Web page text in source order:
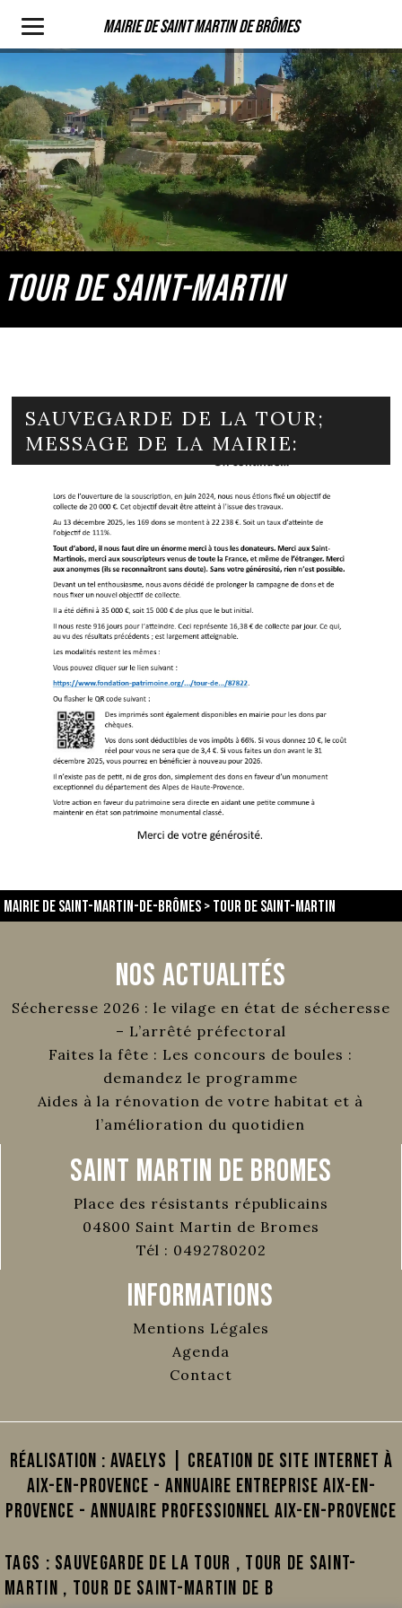
Mairie de Saint Martin de Brômes
TOUR DE SAINT-MARTIN
SAUVEGARDE DE LA TOUR;
MESSAGE DE LA MAIRIE:
Mairie de Saint-Martin-de-Brômes>Tour de Saint-Martin
Nos Actualités
Sécheresse 2026 : le vilage en état de sécheresse
– L’arrêté préfectoral
Faites la fête : Les concours de boules :
demandez le programme
Aides à la rénovation de votre habitat et à
l’amélioration du quotidien
Saint Martin de Bromes
Place des résistants républicains
04800 Saint Martin de Bromes
Tél : 0492780202
Informations
Mentions Légales
Agenda
Contact
Réalisation : AVAELYS | Creation de site internet à
Aix-en-Provence - Annuaire Entreprise Aix-en-
Provence - Annuaire Professionnel Aix-en-Provence
Tags : sauvegarde de la tour , Tour de Saint-
Martin , Tour de Saint-Martin de B